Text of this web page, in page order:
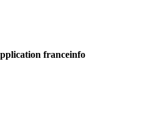
franceinfo